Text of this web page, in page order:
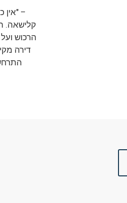
– "אין
קלישאה.
הרכוש
דירה